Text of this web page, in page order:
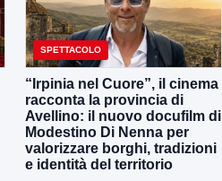
SPETTACOLO
“Irpinia nel Cuore”, il cinema
racconta la provincia di
Avellino: il nuovo docufilm di
Modestino Di Nenna per
valorizzare borghi, tradizioni
e identità del territorio